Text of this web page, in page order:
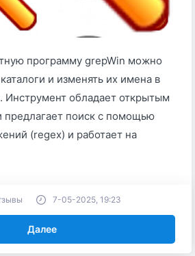
программу grepWin можно
и изменять их имена в
обладает открытым
поиск с помощью
(regex) и работает на
Далее
7-05-2025, 19:23